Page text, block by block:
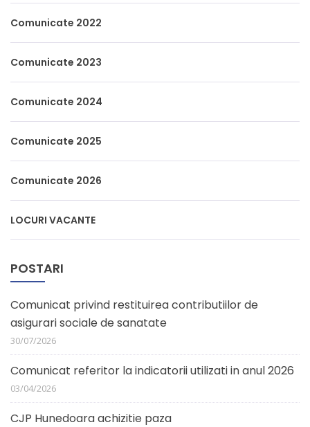
Comunicate 2022
Comunicate 2023
Comunicate 2024
Comunicate 2025
Comunicate 2026
LOCURI VACANTE
POSTARI
Comunicat privind restituirea contributiilor de
asigurari sociale de sanatate
30/07/2026
Comunicat referitor la indicatorii utilizati in anul 2026
03/04/2026
CJP Hunedoara achizitie paza